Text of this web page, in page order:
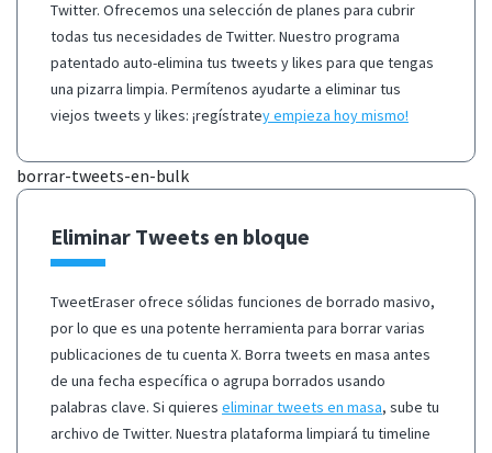
Twitter. Ofrecemos una selección de planes para cubrir
todas tus necesidades de Twitter. Nuestro programa
patentado auto-elimina tus tweets y likes para que tengas
una pizarra limpia. Permítenos ayudarte a eliminar tus
viejos tweets y likes: ¡regístratey empieza hoy mismo!
borrar-tweets-en-bulk
Eliminar Tweets en bloque
TweetEraser ofrece sólidas funciones de borrado masivo,
por lo que es una potente herramienta para borrar varias
publicaciones de tu cuenta X. Borra tweets en masa antes
de una fecha específica o agrupa borrados usando
palabras clave. Si quieres eliminar tweets en masa, sube tu
archivo de Twitter. Nuestra plataforma limpiará tu timeline